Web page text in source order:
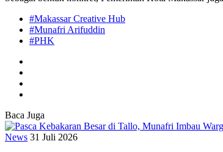
#Makassar Creative Hub
#Munafri Arifuddin
#PHK
Baca Juga
News 31 Juli 2026